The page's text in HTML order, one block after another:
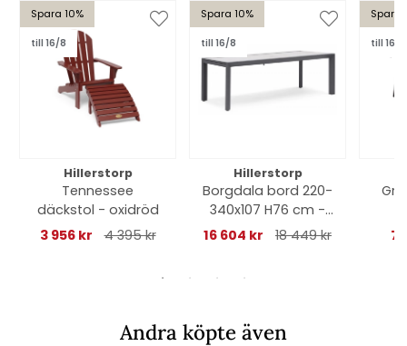
Spara 10%
till 16/8
Hillerstorp
Tennessee
däckstol - oxidröd
3 956 kr
4 395 kr
Spara 10%
till 16/8
Hillerstorp
Borgdala bord 220-
340x107 H76 cm -
grå
16 604 kr 18 449 kr
Spara
till 16/8
Andra köpte även